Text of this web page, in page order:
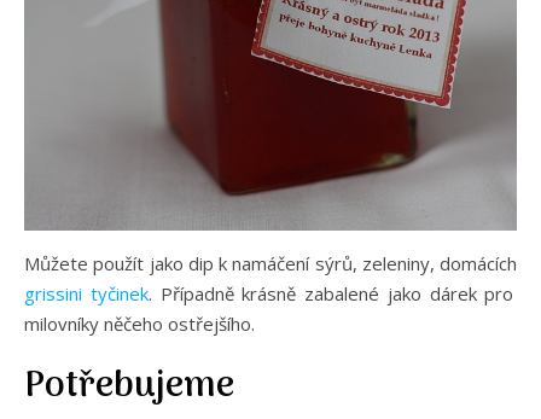
Můžete použít jako dip k namáčení sýrů, zeleniny, domácích
grissini tyčinek. Případně krásně zabalené jako dárek pro
milovníky něčeho ostřejšího.
Potřebujeme